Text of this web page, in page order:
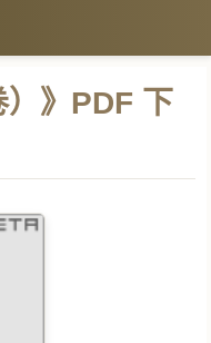
）》PDF 下